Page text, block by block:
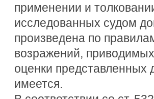
применении и
исследованных судом
произведена по
возражений,
оценки представленных
имеется.